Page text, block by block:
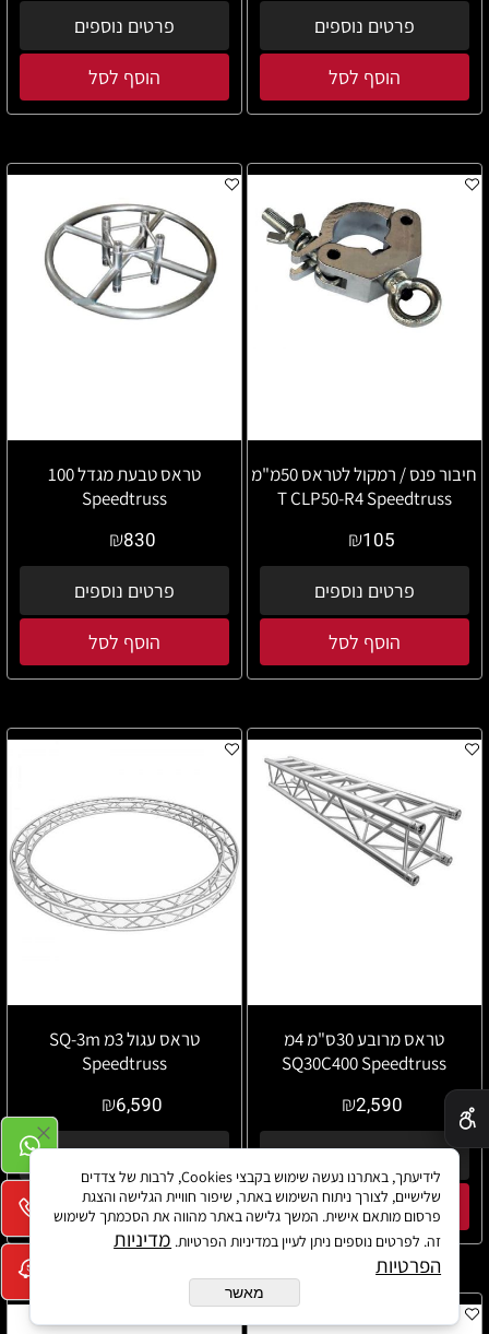
פרטים נוספים
הוסף לסל
פרטים נוספים
הוסף לסל
חיבור פנס / רמקול לטראס 50מ"מ
T CLP50-R4 Speedtruss
₪105
פרטים נוספים
הוסף לסל
טראס טבעת מגדל 100
Speedtruss
₪830
פרטים נוספים
הוסף לסל
טראס מרובע 30ס"מ 4מ
SQ30C400 Speedtruss
₪2,590
פרטים נוספים
הוסף לסל
טראס עגול 3מ SQ-3m
Speedtruss
₪6,590
פרטים נוספים
הוסף לסל
לידיעתך, באתרנו נעשה שימוש בקבצי Cookies, לרבות של צדדים
שלישיים, לצורך ניתוח השימוש באתר, שיפור חוויית הגלישה והצגת
פרסום מותאם אישית. המשך גלישה באתר מהווה את הסכמתך לשימוש
זה. לפרטים נוספים ניתן לעיין במדיניות הפרטיות. מדיניות
הפרטיות
מאשר